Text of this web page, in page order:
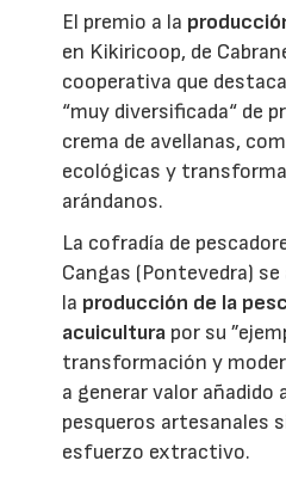
El premio a la
en Kikiricoop, de
cooperativa que
“muy diversificada“ de
crema de avellanas,
ecológicas y
arándanos.
La cofradía de
Cangas (Pontevedra)
la producción de la
acuicultura por su
transformación y
a generar valor añadido
pesqueros artesanales
esfuerzo extractivo.